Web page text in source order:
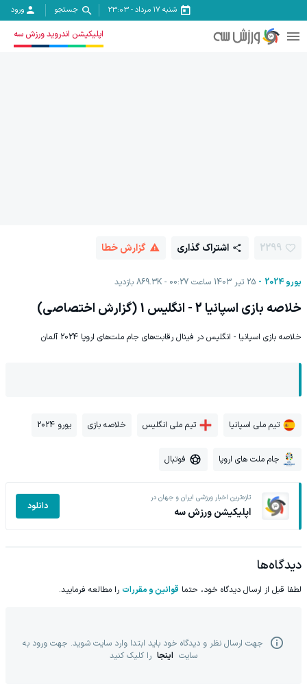
شنبه ۱۷ مرداد -
23:03 جستجو ورود
اپلیکیشن اندروید ورزش سه
یورو 2024 25 تیر 1403 ساعت 00:27 869.3K بازدید
2299 اشتراک گذاری گزارش خطا
خلاصه بازی اسپانیا 2 - انگلیس 1 (گزارش اختصاصی)
خلاصه بازی اسپانیا - انگلیس در فینال رقابت‌های جام ملت‌های اروپا 2024 آلمان
تیم ملی اسپانیا تیم ملی انگلیس خلاصه بازی یورو 2024
جام ملت های اروپا فوتبال
تازه‌ترین اخبار ورزشی ایران و جهان در
اپلیکیشن ورزش سه دانلود
دیدگاه‌ها
لطفا قبل از ارسال دیدگاه خود، حتما قوانین و مقررات را مطالعه فرمایید.
جهت ارسال نظر و دیدگاه خود باید ابتدا وارد سایت شوید. جهت ورود به
سایت اینجا را کلیک کنید